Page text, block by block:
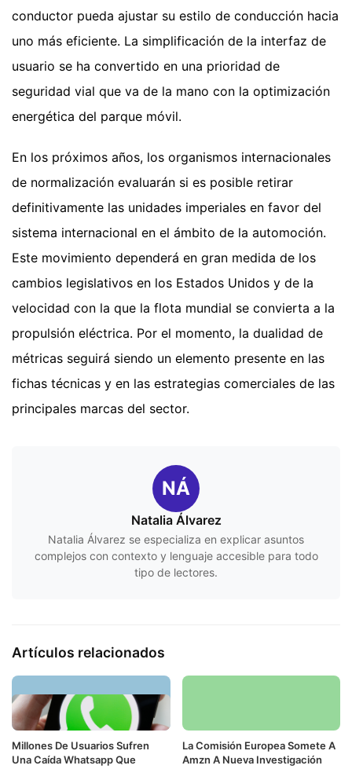
conductor pueda ajustar su estilo de conducción hacia
uno más eficiente. La simplificación de la interfaz de
usuario se ha convertido en una prioridad de
seguridad vial que va de la mano con la optimización
energética del parque móvil.
En los próximos años, los organismos internacionales
de normalización evaluarán si es posible retirar
definitivamente las unidades imperiales en favor del
sistema internacional en el ámbito de la automoción.
Este movimiento dependerá en gran medida de los
cambios legislativos en los Estados Unidos y de la
velocidad con la que la flota mundial se convierta a la
propulsión eléctrica. Por el momento, la dualidad de
métricas seguirá siendo un elemento presente en las
fichas técnicas y en las estrategias comerciales de las
principales marcas del sector.
NÁ
Natalia Álvarez
Natalia Álvarez se especializa en explicar asuntos
complejos con contexto y lenguaje accesible para todo
tipo de lectores.
Artículos relacionados
Millones De Usuarios Sufren
Una Caída Whatsapp Que
La Comisión Europea Somete A
Amzn A Nueva Investigación